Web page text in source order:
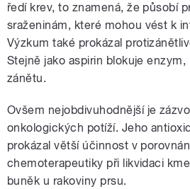
ředí krev, to znamená, že působí
sraženinám, které mohou vést k
Výzkum také prokázal
Stejně jako aspirin blokuje
zánětu.
Ovšem nejobdivuhodnější je
onkologických potíží. Jeho
prokázal větší účinnost v
chemoterapeutiky při likvidaci
buněk u rakoviny prsu.